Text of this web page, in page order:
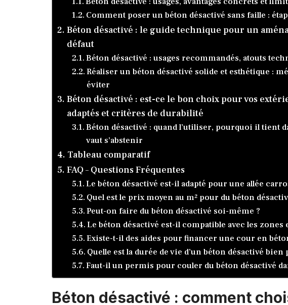
Comment poser un béton désactivé sans faille :
Béton désactivé : le guide technique pour un
défaut
Béton désactivé : usages recommandés, atouts
Réaliser un béton désactivé solide et esthétique :
éviter
Béton désactivé : est-ce le bon choix pour vos
adaptés et critères de durabilité
Béton désactivé : quand l’utiliser, pourquoi il tient
vaut s’abstenir
Tableau comparatif
FAQ – Questions Fréquentes
Le béton désactivé est-il adapté pour une allée
Quel est le prix moyen au m² pour du béton
Peut-on faire du béton désactivé soi-même ?
Le béton désactivé est-il compatible avec les zones
Existe-t-il des aides pour financer une cour en
Quelle est la durée de vie d’un béton désactivé bien
Faut-il un permis pour couler du béton désactivé
Béton désactivé : comment